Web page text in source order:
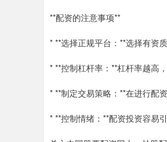
**配资的注意事项**
* **选择正规平台：**选择有资
* **控制杠杆率：**杠杆率越高
* **制定交易策略：**在进行配
* **控制情绪：**配资投资容易